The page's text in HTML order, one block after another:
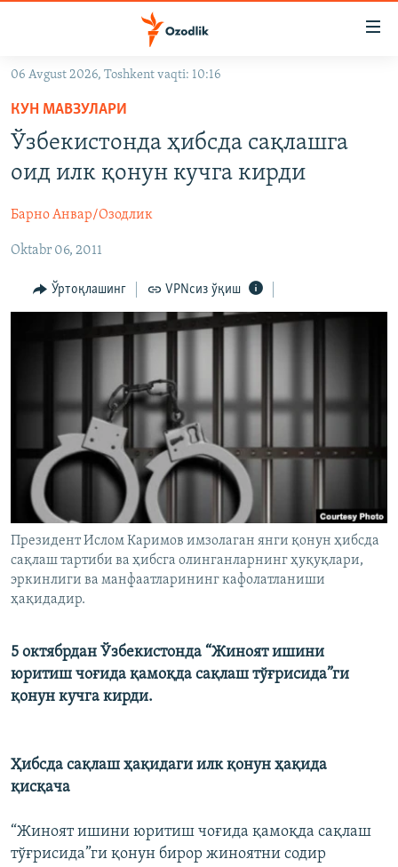
Асосий
навигацияга
ўтинг
Қидиришга
OZODVIDEO
На русском
ИЖТИМОИЙ ТАРМОҚЛАР
06 Avgust 2026, Toshkent vaqti: 10:16
КУН МАВЗУЛАРИ
Ўзбекистонда ҳибсда сақлашга
оид илк қонун кучга кирди
Барно Анвар/Озодлик
Oktabr 06, 2011
Ўртоқлашинг VPNсиз ўқиш
Президент Ислом Каримов имзолаган янги қонун ҳибсда
сақлаш тартиби ва ҳибсга олинганларнинг ҳуқуқлари,
эркинлиги ва манфаатларининг кафолатланиши
ҳақидадир.
5 октябрдан Ўзбекистонда “Жиноят ишини
юритиш чоғида қамоқда сақлаш тўғрисида”ги
қонун кучга кирди.
Ҳибсда сақлаш ҳақидаги илк қонун ҳақида
қисқача
“Жиноят ишини юритиш чоғида қамоқда сақлаш
тўғрисида”ги қонун бирор жиноятни содир